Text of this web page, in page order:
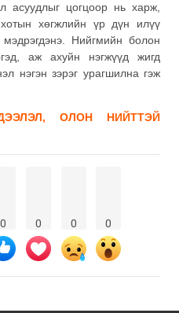
асуудлыг цогцоор нь харж,
хөгжлийн үр дүн илүү
Нийгмийн болон
аж ахуйн нэгжүүд жигд
нэгэн зэрэг урагшилна гэж
ОЛОН НИЙТТЭЙ
0 0 0 0